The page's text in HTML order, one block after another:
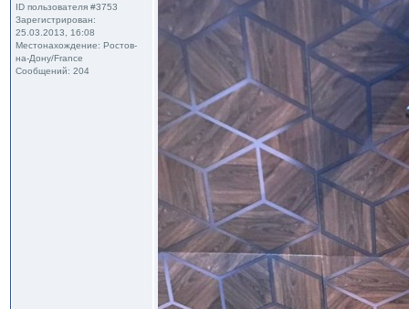
ID пользователя #3753
Зарегистрирован:
25.03.2013, 16:08
Местонахождение: Ростов-
на-Дону/France
Сообщений: 204